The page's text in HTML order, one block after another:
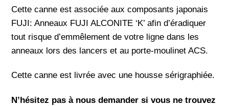
Cette canne est associée aux composants japonais
FUJI: Anneaux FUJI ALCONITE ‘K’ afin d’éradiquer
tout risque d’emmêlement de votre ligne dans les
anneaux lors des lancers et au porte-moulinet ACS.
Cette canne est livrée avec une housse sérigraphiée.
N’hésitez pas à nous demander si vous ne trouvez